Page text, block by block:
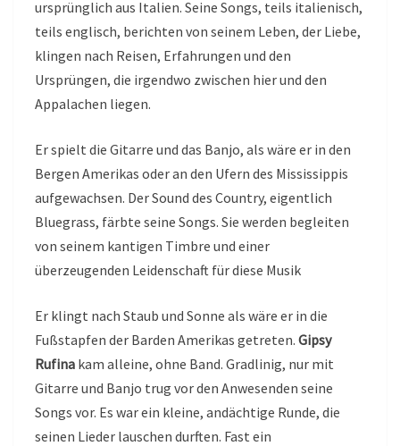
ursprünglich aus Italien. Seine Songs, teils italienisch,
teils englisch, berichten von seinem Leben, der Liebe,
klingen nach Reisen, Erfahrungen und den
Ursprüngen, die irgendwo zwischen hier und den
Appalachen liegen.
Er spielt die Gitarre und das Banjo, als wäre er in den
Bergen Amerikas oder an den Ufern des Mississippis
aufgewachsen. Der Sound des Country, eigentlich
Bluegrass, färbte seine Songs. Sie werden begleiten
von seinem kantigen Timbre und einer
überzeugenden Leidenschaft für diese Musik
Er klingt nach Staub und Sonne als wäre er in die
Fußstapfen der Barden Amerikas getreten. Gipsy
Rufina kam alleine, ohne Band. Gradlinig, nur mit
Gitarre und Banjo trug vor den Anwesenden seine
Songs vor. Es war ein kleine, andächtige Runde, die
seinen Lieder lauschen durften. Fast ein